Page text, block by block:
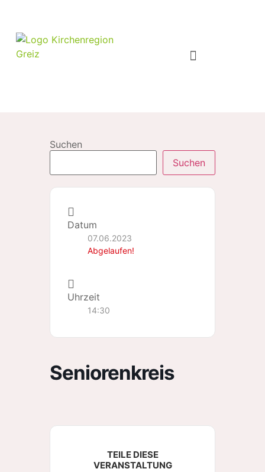
Suchen
Suchen
Datum
07.06.2023
Abgelaufen!
Uhrzeit
14:30
Seniorenkreis
TEILE DIESE
VERANSTALTUNG